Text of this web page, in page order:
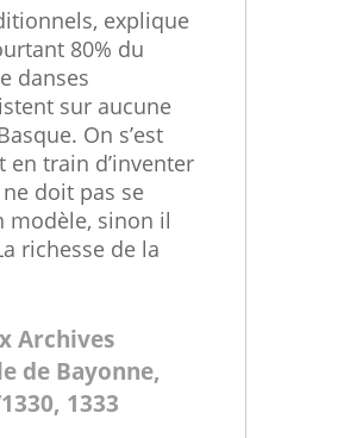
explique
80% du
danses
sur aucune
On s’est
en train d’inventer
doit pas se
modèle, sinon il
richesse de la
Archives
de Bayonne,
1333